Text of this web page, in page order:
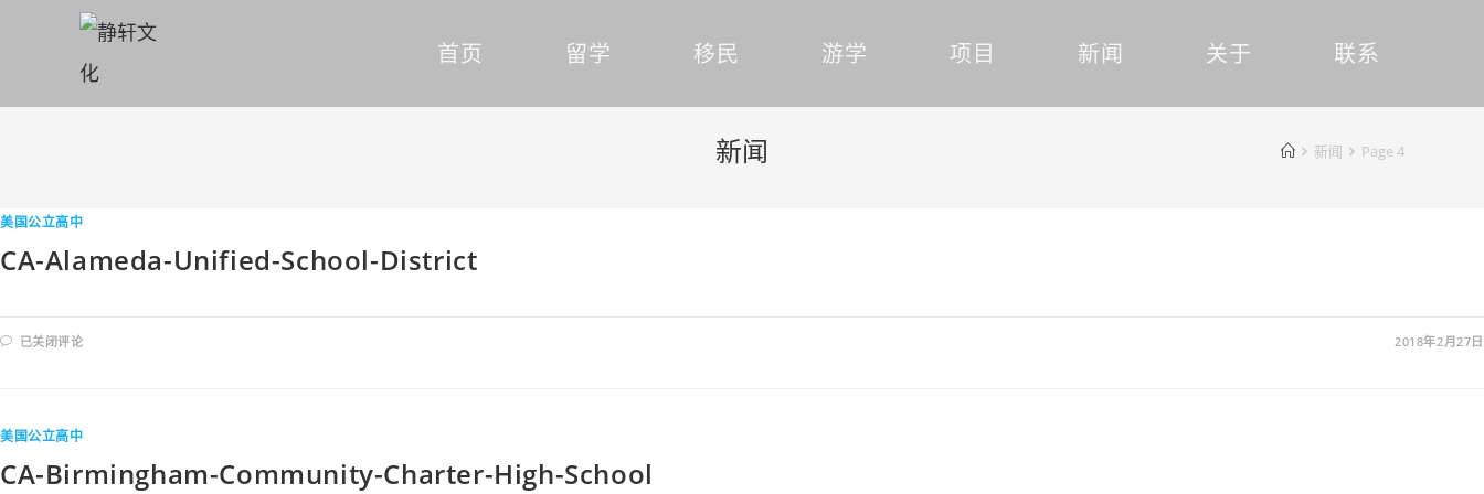
首页 留学 移民 游学 项目 新闻 关于 联系
新闻 新闻 Page 4
美国公立高中
CA-Alameda-Unified-School-District
已关闭评论 2018年2月27日
美国公立高中
CA-Birmingham-Community-Charter-High-School